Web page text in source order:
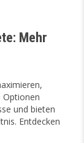
Mehr
Optionen
und bieten
Entdecken